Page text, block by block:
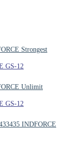
Strongest
GS-12
Unlimit
GS-12
INDFORCE